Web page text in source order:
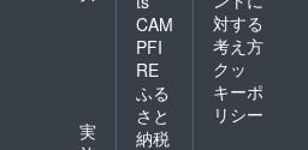
実
CAM
PFI
RE
ふる
さと
納税
対する
考え方
クッ
キーポ
リシー